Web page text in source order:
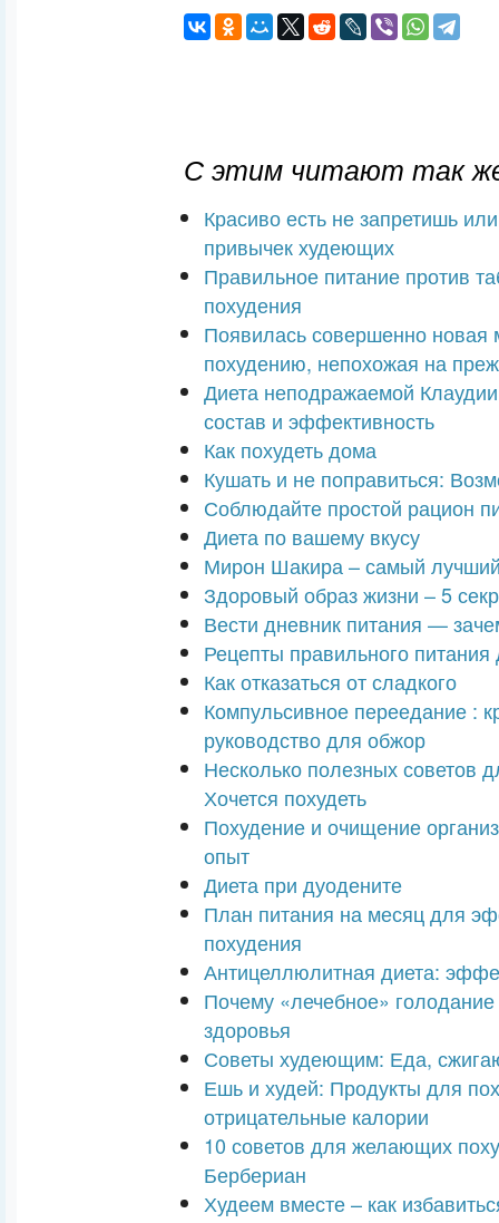
С этим читают так
Красиво есть не запретишь
привычек худеющих
Правильное питание против
похудения
Появилась совершенно новая
похудению, непохожая на
Диета неподражаемой
состав и эффективность
Как похудеть дома
Кушать и не поправиться:
Соблюдайте простой рацион
Диета по вашему вкусу
Мирон Шакира – самый
Здоровый образ жизни – 5
Вести дневник питания —
Рецепты правильного
Как отказаться от сладкого
Компульсивное переедание :
руководство для обжор
Несколько полезных советов
Хочется похудеть
Похудение и очищение
опыт
Диета при дуодените
План питания на месяц для
похудения
Антицеллюлитная диета:
Почему «лечебное»
здоровья
Советы худеющим: Еда,
Ешь и худей: Продукты для
отрицательные калории
10 советов для желающих
Бербериан
Худеем вместе – как